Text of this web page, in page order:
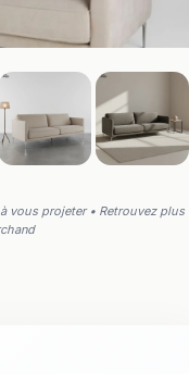
vous projeter • Retrouvez plus